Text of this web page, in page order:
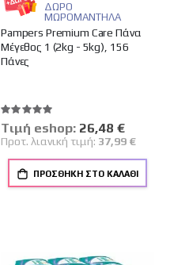
Pampers Premium Care Πάνα
Μέγεθος 1 (2kg - 5kg), 156
Πάνες
ΔΩΡΟ
ΜΩΡΟΜΑΝΤΗΛΑ
Βαθμολογία:
100%
Tιμή eshop: Ειδική
Τιμή
26,48 €
Προτ. λιανική τιμή: 37,99 €
ΠΡΟΣΘΉΚΗ ΣΤΟ ΚΑΛΆΘΙ